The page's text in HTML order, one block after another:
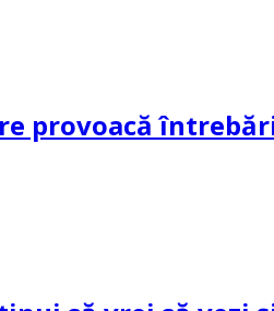
provoacă